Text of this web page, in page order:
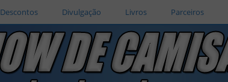
Descontos Divulgação Livros Parceiros